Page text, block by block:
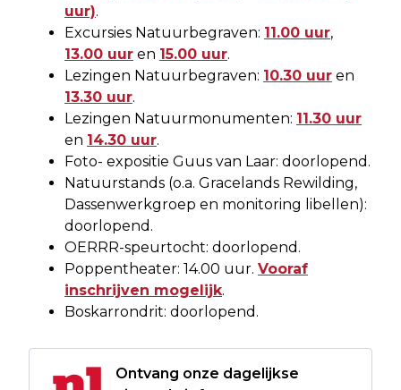
uur).
Excursies Natuurbegraven: 11.00 uur,
13.00 uur en 15.00 uur.
Lezingen Natuurbegraven: 10.30 uur en
13.30 uur.
Lezingen Natuurmonumenten: 11.30 uur
en 14.30 uur.
Foto- expositie Guus van Laar: doorlopend.
Natuurstands (o.a. Gracelands Rewilding,
Dassenwerkgroep en monitoring libellen):
doorlopend.
OERRR-speurtocht: doorlopend.
Poppentheater: 14.00 uur. Vooraf
inschrijven mogelijk.
Boskarrondrit: doorlopend.
Ontvang onze dagelijkse